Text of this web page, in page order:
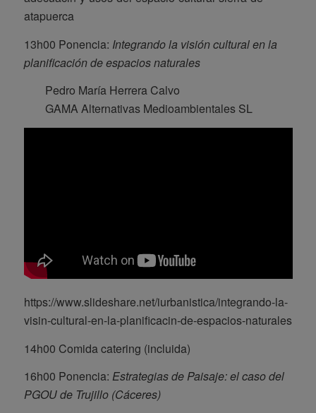
atapuerca
13h00 Ponencia: Integrando la visión cultural en la
planificación de espacios naturales
Pedro María Herrera Calvo
GAMA Alternativas Medioambientales SL
https://www.slideshare.net/iurbanistica/integrando-la-
visin-cultural-en-la-planificacin-de-espacios-naturales
14h00 Comida catering (incluida)
16h00 Ponencia: Estrategias de Paisaje: el caso del
PGOU de Trujillo (Cáceres)